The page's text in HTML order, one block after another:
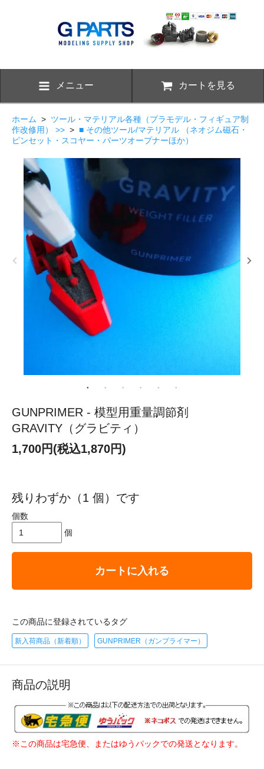
メニュー カートを見る
ホーム > ツール・マテリアル各種（プラモデル・フィギュア制
作改修用） >> > ■ その他ツール/マテリアル （ネオジム磁石・
ピンセット・スコヤー・パーツオープナーほか）
GUNPRIMER - 模型用重量調節剤
GRAVITY（グラビティ）
1,700円(税込1,870円)
残りわずか（1 個）です
個数
個
カートに入れる
この商品に登録されているタグ
新入荷商品（新着順） GUNPRIMER（ガンプライマー）
商品の説明
※この商品は宅急便、またはゆうパックでの発送となります。